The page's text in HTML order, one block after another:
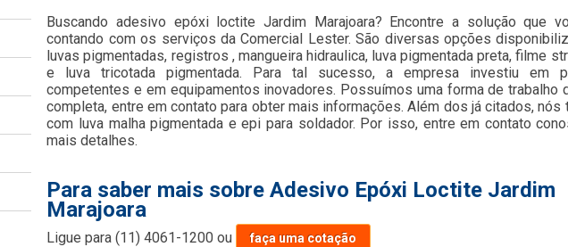
Buscando adesivo epóxi loctite Jardim Marajoara? Encontre a solução que
contando com os serviços da Comercial Lester. São diversas opções
luvas pigmentadas, registros , mangueira hidraulica, luva pigmentada preta, filme
e luva tricotada pigmentada. Para tal sucesso, a empresa investiu em
competentes e em equipamentos inovadores. Possuímos uma forma de trabalho
completa, entre em contato para obter mais informações. Além dos já citados, nós
com luva malha pigmentada e epi para soldador. Por isso, entre em contato
mais detalhes.
Para saber mais sobre Adesivo Epóxi Loctite Jardim
Marajoara
Ligue para(11) 4061-1200 ou faça uma cotação